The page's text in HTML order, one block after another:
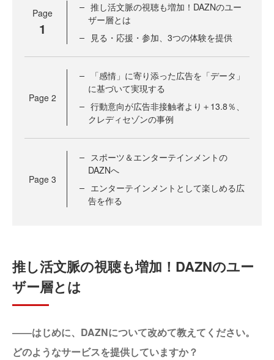
Page
1
推し活文脈の視聴も増加！DAZNのユー
ザー層とは
見る・応援・参加、3つの体験を提供
Page 2
「感情」に寄り添った広告を「データ」
に基づいて実現する
行動意向が広告非接触者より＋13.8％、
クレディセゾンの事例
Page 3
スポーツ＆エンターテインメントの
DAZNへ
エンターテインメントとして楽しめる広
告を作る
推し活文脈の視聴も増加！DAZNのユー
ザー層とは
――はじめに、DAZNについて改めて教えてください。
どのようなサービスを提供していますか？